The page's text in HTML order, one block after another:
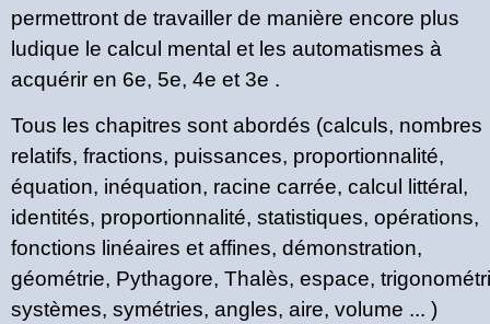
permettront de travailler de manière encore plus
ludique le calcul mental et les automatismes à
acquérir en 6e, 5e, 4e et 3e .
Tous les chapitres sont abordés (calculs, nombres
relatifs, fractions, puissances, proportionnalité,
équation, inéquation, racine carrée, calcul littéral,
identités, proportionnalité, statistiques, opérations,
fonctions linéaires et affines, démonstration,
géométrie, Pythagore, Thalès, espace,
systèmes, symétries, angles, aire, volume ... )